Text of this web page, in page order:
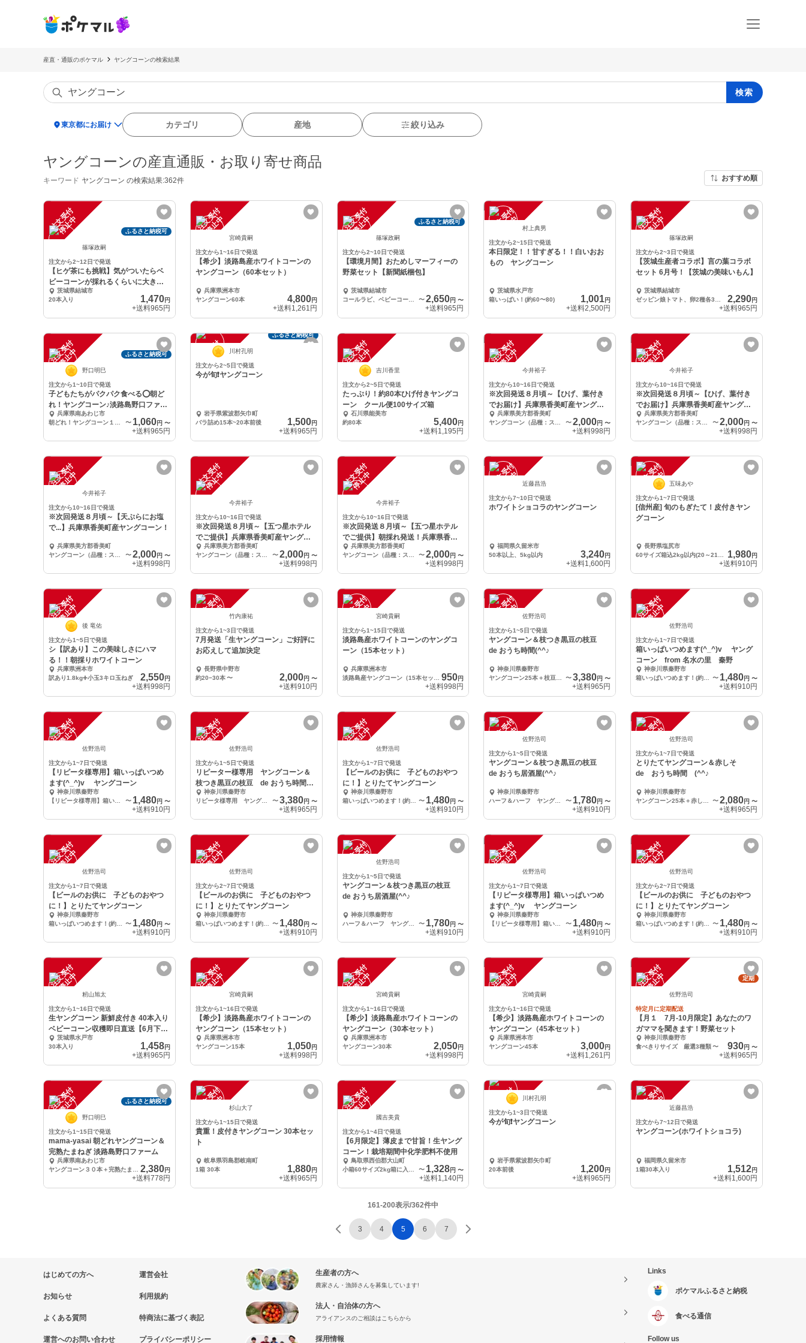
産直・通販のポケマル ヤングコーンの検索結果
検索
location_on東京都にお届け カテゴリ 産地 絞り込み
ヤングコーンの産直通販・お取り寄せ商品
キーワード ヤングコーン の検索結果:362件 おすすめ順
注
文
受
付
停
止
中 ふるさと納税可
篠塚政嗣
注文から2~12日で発送
【ヒゲ茶にも挑戦】気がついたらベ
ビーコーンが採れるくらいに大きく
なってました！
茨城県結城市
20本入り
1,470円
+送料965円
注
文
受
付
停
止
中
宮崎貴嗣
注文から1~16日で発送
【希少】淡路島産ホワイトコーンの
ヤングコーン（60本セット）
兵庫県洲本市
ヤングコーン60本
4,800円
+送料1,261円
注
文
受
付
停
止
中 ふるさと納税可
篠塚政嗣
注文から2~10日で発送
【環境月間】おためしマーフィーの
野菜セット【新聞紙梱包】
茨城県結城市
コールラビ、ベビーコーン、キャベツ、ズッキーニなど
〜 2,650円〜
+送料965円
注
文
受
付
停
止
中 村上典男
注文から2~15日で発送
本日限定！！甘すぎる！！白いおお
もの ヤングコーン
茨城県水戸市
箱いっぱい！(約60〜80)
1,001円
+送料2,500円
注
文
受
付
停
止
中
篠塚政嗣
注文から2~3日で発送
【茨城生産者コラボ】言の葉コラボ
セット 6月号！【茨城の美味いもん】
茨城県結城市
2,290円
+送料965円
注
文
受
付
停
止
中 ふるさと納税可
野口明巳
注文から1~10日で発送
子どもたちがパクパク食べる⭕朝ど
れ！ヤングコーン♪淡路島野口ファー
ム 兵庫県南あわじ市
〜 1,060円 〜
+送料965円
注
文
受
付
停
止
中
ふるさと納税可
川村孔明
注文から2~5日で発送
今が旬❗️ヤングコーン
岩手県紫波郡矢巾町
バラ詰め15本~20本前後
1,500円
+送料965円
注
文
受
付
停
止
中
吉川香里
注文から2~5日で発送
たっぷり！約80本ひげ付きヤングコ
ーン クール便100サイズ箱
石川県能美市
約80本
5,400円
+送料1,195円
注
文
受
付
停
止
中
今井裕子
注文から10~16日で発送
※次回発送８月頃～【ひげ、葉付き
でお届け】兵庫県香美町産ヤングコ
ーン！
兵庫県美方郡香美町
〜2,000円〜
+送料998円
注
文
受
付
停
止
中
今井裕子
注文から10~16日で発送
※次回発送８月頃～【ひげ、葉付き
でお届け】兵庫県香美町産ヤングコ
ーン！
兵庫県美方郡香美町
〜2,000円 〜
+送料998円
注
文
受
付
停
止
中
今井裕子
注文から10~16日で発送
※次回発送８月頃～【天ぷらにお塩
で...】兵庫県香美町産ヤングコーン！
兵庫県美方郡香美町
〜 2,000円 〜
+送料998円
注
文
受
付
停
止
中
今井裕子
注文から10~16日で発送
※次回発送８月頃～【五つ星ホテル
でご提供】兵庫県香美町産ヤングコ
ーン・ベビーコー
兵庫県美方郡香美町
〜 2,000円 〜
+送料998円
注
文
受
付
停
止
中
今井裕子
注文から10~16日で発送
※次回発送８月頃～【五つ星ホテル
でご提供】朝採れ発送！兵庫県香美
町産ヤングコーン
兵庫県美方郡香美町
〜 2,000円〜
+送料998円
注
文
受
付
停
止
中 近藤昌浩
注文から7~10日で発送
ホワイトショコラのヤングコーン
福岡県久留米市
50本以上、5kg以内
3,240円
+送料1,600円
注
文
受
付
停
止
中 五味あや
注文から1~7日で発送
[信州産] 旬のもぎたて！皮付きヤン
グコーン
長野県塩尻市
1,980円
+送料910円
注
文
受
付
停
止
中
後 竜佑
注文から1~5日で発送
シ【訳あり】この美味しさにハマ
る！！朝採りホワイトコーン
兵庫県洲本市
訳あり1.8kg➕小玉3キロ玉ねぎ
2,550円
+送料998円
注
文
受
付
停
止
中 竹内康祐
注文から1~3日で発送
7月発送「生ヤングコーン」ご好評に
お応えして追加決定
長野県中野市
約20−30本 〜 2,000円 〜
+送料910円
注
文
受
付
停
止
中 宮崎貴嗣
注文から1~15日で発送
淡路島産ホワイトコーンのヤングコ
ーン（15本セット）
兵庫県洲本市
950円
+送料998円
注
文
受
付
停
止
中 佐野浩司
注文から1~5日で発送
ヤングコーン＆枝つき黒豆の枝豆
de おうち時間(^^♪
神奈川県秦野市
〜3,380円〜
+送料965円
注
文
受
付
停
止
中
佐野浩司
注文から1~7日で発送
箱いっぱいつめます(^_^)v ヤング
コーン from 名水の里 秦野
神奈川県秦野市
〜 1,480円 〜
+送料910円
注
文
受
付
停
止
中
佐野浩司
注文から1~7日で発送
【リピータ様専用】箱いっぱいつめ
ます(^_^)v ヤングコーン
神奈川県秦野市
〜 1,480円 〜
+送料910円
注
文
受
付
停
止
中
佐野浩司
注文から1~5日で発送
リピーター様専用 ヤングコーン＆
枝つき黒豆の枝豆 de おうち時間
(^^♪神奈川県秦野市
リピータ様専用 ヤングコーン25本＋枝豆1箱分
〜 3,380円 〜
+送料965円
注
文
受
付
停
止
中
佐野浩司
注文から1~7日で発送
【ビールのお供に 子どものおやつ
に！】とりたてヤングコーン
神奈川県秦野市
箱いっぱいつめます！(約25本)
〜 1,480円〜
+送料910円
注
文
受
付
停
止
中 佐野浩司
注文から1~5日で発送
ヤングコーン＆枝つき黒豆の枝豆
de おうち居酒屋(^^♪
神奈川県秦野市
ハーフ＆ハーフ ヤングコーン12本＋枝豆800g
〜 1,780円〜
+送料910円
注
文
受
付
停
止
中 佐野浩司
注文から1~7日で発送
とりたてヤングコーン＆赤しそ
de おうち時間 (^^♪
神奈川県秦野市
〜2,080円 〜
+送料965円
注
文
受
付
停
止
中
佐野浩司
注文から1~7日で発送
【ビールのお供に 子どものおやつ
に！】とりたてヤングコーン
神奈川県秦野市
〜 1,480円 〜
+送料910円
注
文
受
付
停
止
中
佐野浩司
注文から2~7日で発送
【ビールのお供に 子どものおやつ
に！】とりたてヤングコーン
神奈川県秦野市
箱いっぱいつめます！(約25本)
〜 1,480円 〜
+送料910円
注
文
受
付
停
止
中 佐野浩司
注文から1~5日で発送
ヤングコーン＆枝つき黒豆の枝豆
de おうち居酒屋(^^♪
神奈川県秦野市
ハーフ＆ハーフ ヤングコーン12本＋枝豆800g
〜 1,780円〜
+送料910円
注
文
受
付
停
止
中
佐野浩司
注文から1~7日で発送
【リピータ様専用】箱いっぱいつめ
ます(^_^)v ヤングコーン
神奈川県秦野市
〜 1,480円〜
+送料910円
注
文
受
付
停
止
中
佐野浩司
注文から2~7日で発送
【ビールのお供に 子どものおやつ
に！】とりたてヤングコーン
神奈川県秦野市
〜 1,480円 〜
+送料910円
注
文
受
付
停
止
中
籾山旭太
注文から1~16日で発送
生ヤングコーン 新鮮皮付き 40本入り
ベビーコーン収穫即日直送【6月下旬
発送】
茨城県水戸市
30本入り
1,458円
+送料965円
注
文
受
付
停
止
中
宮崎貴嗣
注文から1~16日で発送
【希少】淡路島産ホワイトコーンの
ヤングコーン（15本セット）
兵庫県洲本市
ヤングコーン15本
1,050円
+送料998円
注
文
受
付
停
止
中
宮崎貴嗣
注文から1~16日で発送
【希少】淡路島産ホワイトコーンの
ヤングコーン（30本セット）
兵庫県洲本市
ヤングコーン30本
2,050円
+送料998円
注
文
受
付
停
止
中
宮崎貴嗣
注文から1~16日で発送
【希少】淡路島産ホワイトコーンの
ヤングコーン（45本セット）
兵庫県洲本市
ヤングコーン45本
3,000円
+送料1,261円
注
文
受
付
停
止
中 定期
佐野浩司
特定月に定期配送
【月１ 7月-10月限定】あなたのワ
ガママを聞きます！野菜セット
神奈川県秦野市
食べきりサイズ 厳選3種類〜 930円 〜
+送料965円
注
文
受
付
停
止
中 ふるさと納税可
野口明巳
注文から1~15日で発送
mama-yasai 朝どれヤングコーン＆
完熟たまねぎ 淡路島野口ファーム
兵庫県南あわじ市
2,380円
+送料778円
注
文
受
付
停
止
中 杉山大了
注文から1~15日で発送
貴重！皮付きヤングコーン 30本セッ
ト
岐阜県羽島郡岐南町
1箱 30本
1,880円
+送料965円
注
文
受
付
停
止
中
國吉美貴
注文から1~4日で発送
【6月限定】薄皮まで甘旨！生ヤング
コーン！栽培期間中化学肥料不使用
鳥取県西伯郡大山町
〜 1,328円〜
+送料1,140円
注
文
受
付
停
止
中 川村孔明
注文から1~3日で発送
今が旬❗️ヤングコーン
岩手県紫波郡矢巾町
20本前後
1,200円
+送料965円
注
文
受
付
停
止
中 近藤昌浩
注文から7~12日で発送
ヤングコーン(ホワイトショコラ)
福岡県久留米市
1箱30本入り
1,512円
+送料1,600円
161-200表示/362件中
3 4 5 6 7
はじめての方へ
お知らせ
よくある質問
運営へのお問い合わせ
運営会社
利用規約
特商法に基づく表記
プライバシーポリシー
生産者の方へ
農家さん・漁師さんを募集しています!
法人・自治体の方へ
アライアンスのご相談はこちらから
採用情報
Links
ポケマルふるさと納税
食べる通信
Follow us